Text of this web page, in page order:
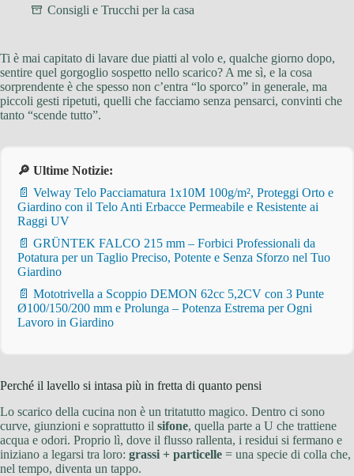
Consigli e Trucchi per la casa
Ti è mai capitato di lavare due piatti al volo e, qualche giorno dopo,
sentire quel gorgoglio sospetto nello scarico? A me sì, e la cosa
sorprendente è che spesso non c’entra “lo sporco” in generale, ma
piccoli gesti ripetuti, quelli che facciamo senza pensarci, convinti che
tanto “scende tutto”.
🔎 Ultime Notizie:
📄 Velway Telo Pacciamatura 1x10M 100g/m², Proteggi Orto e
Giardino con il Telo Anti Erbacce Permeabile e Resistente ai
Raggi UV
📄 GRÜNTEK FALCO 215 mm – Forbici Professionali da
Potatura per un Taglio Preciso, Potente e Senza Sforzo nel Tuo
Giardino
📄 Mototrivella a Scoppio DEMON 62cc 5,2CV con 3 Punte
Ø100/150/200 mm e Prolunga – Potenza Estrema per Ogni
Lavoro in Giardino
Perché il lavello si intasa più in fretta di quanto pensi
Lo scarico della cucina non è un tritatutto magico. Dentro ci sono
curve, giunzioni e soprattutto il sifone, quella parte a U che trattiene
acqua e odori. Proprio lì, dove il flusso rallenta, i residui si fermano e
iniziano a legarsi tra loro: grassi + particelle = una specie di colla che,
nel tempo, diventa un tappo.